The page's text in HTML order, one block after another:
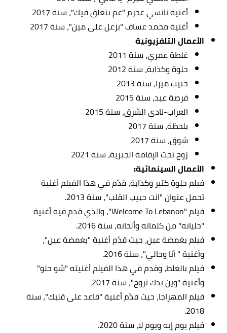
أغنية نانسي عجرم "عم بتعلق فيك"، سنة 2017
أغنية محمد عساف "بزعل على مين"، سنة 2017
الأعمال التلفزيونية
غلطة عمري، سنة 2011
حلوة وكذابة، سنة 2012
حبيب ميرا، سنة 2013
فرصة عيد، سنة 2015
العراب-نادي الشرق، سنة 2015
بلحظة، سنة 2017
شوق، سنة 2017
زوج تحت الإقامة الجبرية، سنة 2021
الأعمال السينمائية:
فيلم حلوة كتير وكذابة، قدّم في هذا الفيلم أغنية
تحمل عنوان "انت حبيب القلب"، سنة 2013.
فيلم "Welcome To Lebanon"، والذي قدم فيه أغنية
"حليانه" من كلماته وألحانه، سنة 2016.
فيلم بغمضة عين، حيث قدّم أغنية "بغمضة عين"،
وأغنية " أنا وحالي"، سنة 2016.
فيلم بالغلط، وقدم في هذا الفيلم أغنيته "شو حلو"
وأغنية "وين بدك تروح"، سنة 2017.
فيلم المهراجا، حيث قدّم أغنية "قاعد على قلبك"، سنة
2018.
فيلم يوم إيه ويوم لا، سنة 2020.